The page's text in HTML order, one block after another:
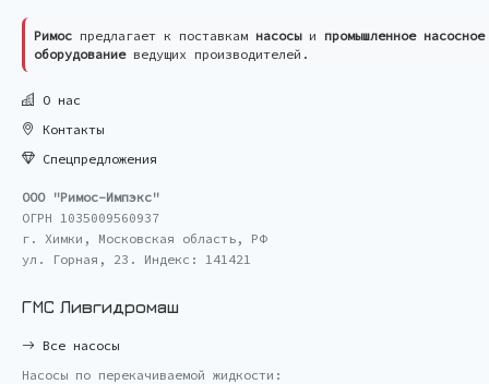
Римос предлагает к поставкам насосыи промышленное насосное
оборудованиеведущих производителей.
О нас
Контакты
Спецпредложения
ООО "Римос-Импэкс"
ОГРН 1035009560937
г. Химки, Московская область, РФ
ул. Горная, 23. Индекс: 141421
ГМС Ливгидромаш
Все насосы
Насосы по перекачиваемой жидкости: